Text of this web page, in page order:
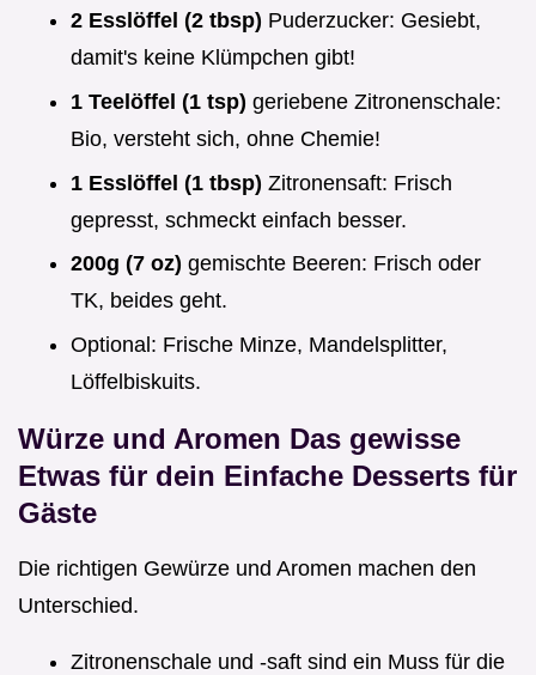
2 Esslöffel (2 tbsp) Puderzucker: Gesiebt,
damit's keine Klümpchen gibt!
1 Teelöffel (1 tsp) geriebene Zitronenschale:
Bio, versteht sich, ohne Chemie!
1 Esslöffel (1 tbsp) Zitronensaft: Frisch
gepresst, schmeckt einfach besser.
200g (7 oz) gemischte Beeren: Frisch oder
TK, beides geht.
Optional: Frische Minze, Mandelsplitter,
Löffelbiskuits.
Würze und Aromen Das gewisse
Etwas für dein Einfache Desserts für
Gäste
Die richtigen Gewürze und Aromen machen den
Unterschied.
Zitronenschale und -saft sind ein Muss für die